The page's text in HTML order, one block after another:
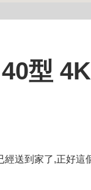
型
送到家了,正好這